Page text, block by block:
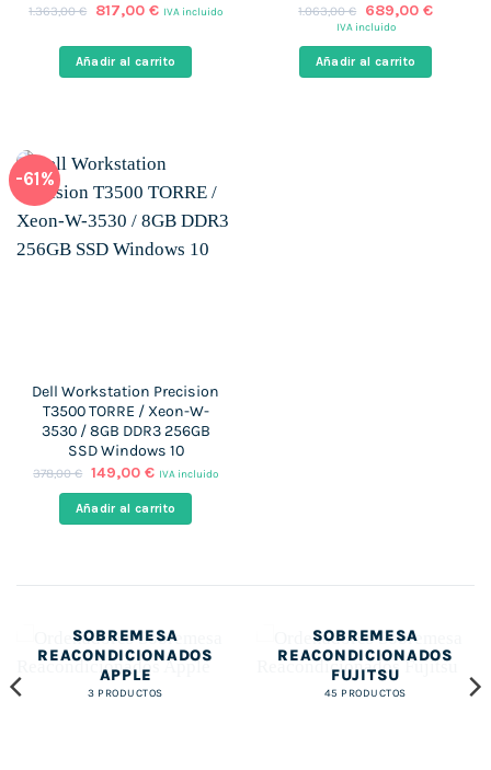
1.363,00€
El
era:
1.363,00 €.
817,00 €El
es:
817,00 €.
IVA incluido
Añadir al carrito
1.063,00€
El
precio
era:
1.063,00 €.
689,00 €El
es:
689,00
IVA incluido
Añadir al carrito
-61%
Dell Workstation Precision
T3500 TORRE / Xeon-W-
3530 / 8GB DDR3 256GB
SSD Windows 10
378,00€ El
original
era:
149,00 €El
actual
es:
IVA incluido
Añadir al carrito
SOBREMESA
REACONDICIONADOS
APPLE
3 PRODUCTOS
SOBREMESA
REACONDICIONADOS
FUJITSU
45 PRODUCTOS